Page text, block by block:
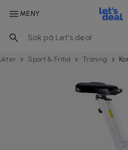
MENY
Sport & Fritid Träning